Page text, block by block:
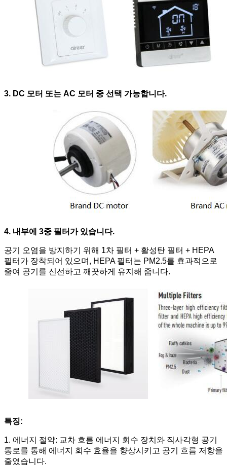
3. DC 모터 또는 AC 모터 중 선택 가능합니다.
4. 내부에 3중 필터가 있습니다.
공기 오염을 방지하기 위해 1차 필터 + 활성탄 필터 + HEPA
필터가 장착되어 있으며, HEPA 필터는 PM2.5를 효과적으로
줄여 공기를 신선하고 깨끗하게 유지해 줍니다.
특징:
1. 에너지 절약: 교차 흐름 에너지 회수 장치와 직사각형 공기
통로를 통해 에너지 회수 효율을 향상시키고 공기 흐름 저항을
줄였습니다.